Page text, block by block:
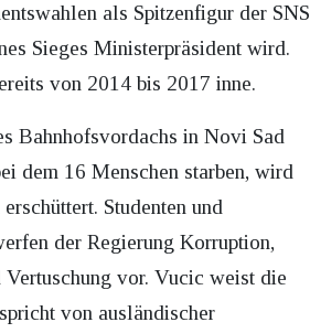
als Spitzenfigur der SNS
Sieges Ministerpräsident wird.
von 2014 bis 2017 inne.
Bahnhofsvordachs in Novi Sad
dem 16 Menschen starben, wird
Studenten und
der Regierung Korruption,
Vertuschung vor. Vucic weist die
von ausländischer